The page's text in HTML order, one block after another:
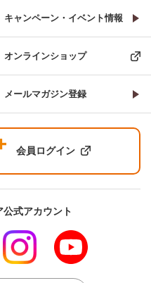
キャンペーン・イベント情報
オンラインショップ
メールマガジン登録
会員ログイン
公式アカウント